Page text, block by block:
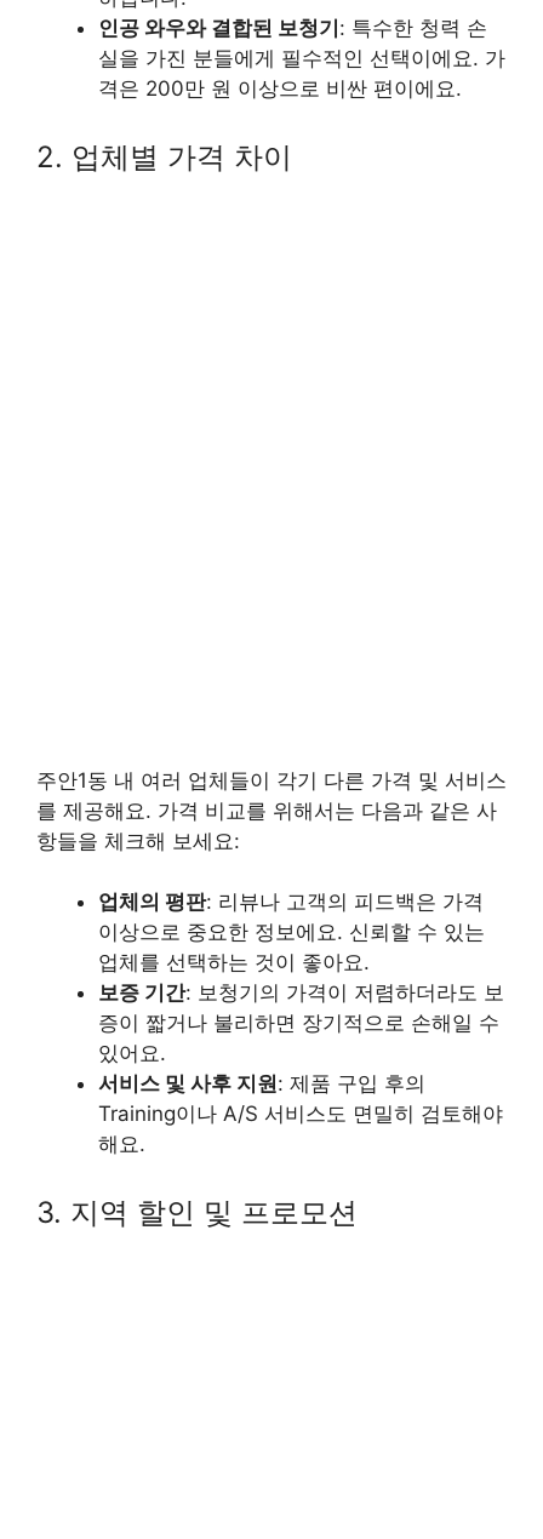
인공 와우와 결합된 보청기 : 특수한 청력 손
실을 가진 분들에게 필수적인 선택이에요. 가
격은 200만 원 이상으로 비싼 편이에요.
2. 업체별 가격 차이
주안1동 내 여러 업체들이 각기 다른 가격 및 서비스
를 제공해요. 가격 비교를 위해서는 다음과 같은 사
항들을 체크해 보세요:
업체의 평판: 리뷰나 고객의 피드백은 가격
이상으로 중요한 정보에요. 신뢰할 수 있는
업체를 선택하는 것이 좋아요.
보증 기간: 보청기의 가격이 저렴하더라도 보
증이 짧거나 불리하면 장기적으로 손해일 수
있어요.
서비스 및 사후 지원: 제품 구입 후의
Training이나 A/S 서비스도 면밀히 검토해야
해요.
3. 지역 할인 및 프로모션